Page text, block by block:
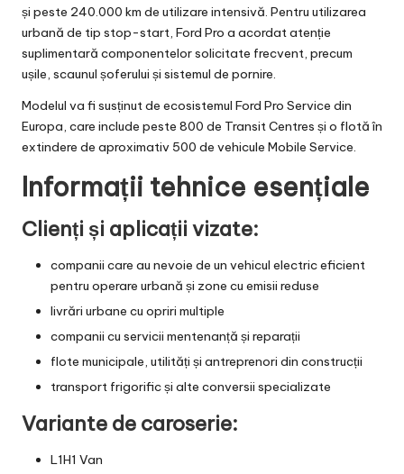
și peste 240.000 km de utilizare intensivă. Pentru utilizarea
urbană de tip stop-start, Ford Pro a acordat atenție
suplimentară componentelor solicitate frecvent, precum
ușile, scaunul șoferului și sistemul de pornire.
Modelul va fi susținut de ecosistemul Ford Pro Service din
Europa, care include peste 800 de Transit Centres și o flotă în
extindere de aproximativ 500 de vehicule Mobile Service.
Informații tehnice esențiale
Clienți și aplicații vizate:
companii care au nevoie de un vehicul electric eficient
pentru operare urbană și zone cu emisii reduse
livrări urbane cu opriri multiple
companii cu servicii mentenanță și reparații
flote municipale, utilități și antreprenori din construcții
transport frigorific și alte conversii specializate
Variante de caroserie:
L1H1 Van